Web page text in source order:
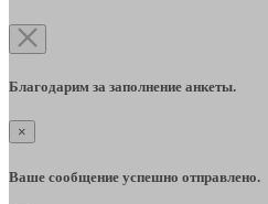
Благодарим за заполнение анкеты.
×
Ваше сообщение успешно отправлено.